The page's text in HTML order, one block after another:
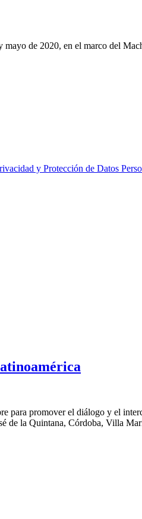
de 2020, en el marco del
y Protección de Datos
para promover el diálogo y el
de la Quintana, Córdoba, Villa